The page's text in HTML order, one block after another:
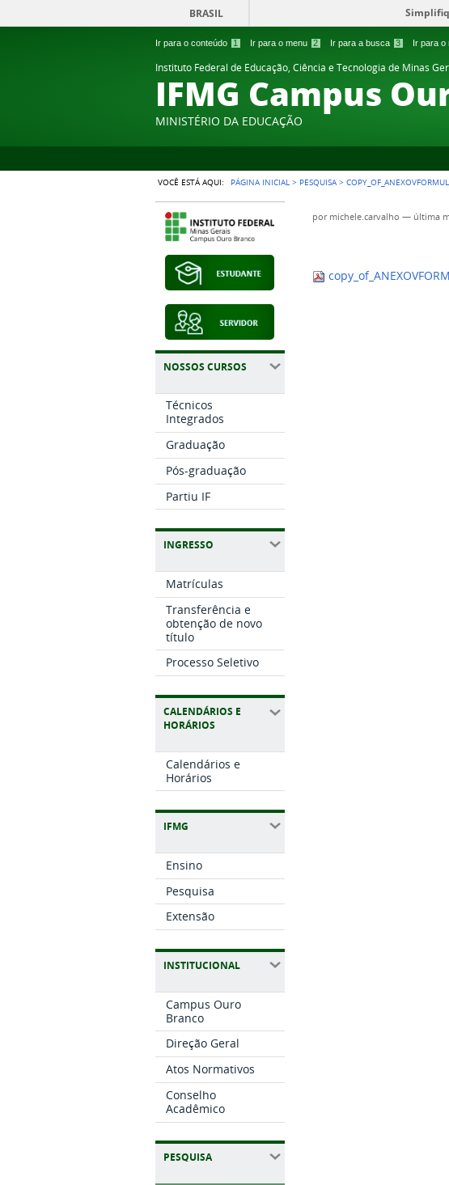
Ir para o conteúdo 1 Ir para o menu 2 Ir para a busca 3 Ir para o
BRASIL
Instituto Federal de Educação, Ciência e Tecnologia de Minas
IFMG Campus
MINISTÉRIO DA EDUCAÇÃO
VOCÊ ESTÁ AQUI: PÁGINA INICIAL > PESQUISA >
NOSSOS CURSOS
Técnicos
Integrados
Graduação
Pós-graduação
Partiu IF
INGRESSO
Matrículas
Transferência e
obtenção de novo
título
Processo Seletivo
CALENDÁRIOS E
HORÁRIOS
Calendários e
Horários
IFMG
Ensino
Pesquisa
Extensão
INSTITUCIONAL
Campus Ouro
Branco
Direção Geral
Atos Normativos
Conselho
Acadêmico
PESQUISA
por michele.carvalho — última